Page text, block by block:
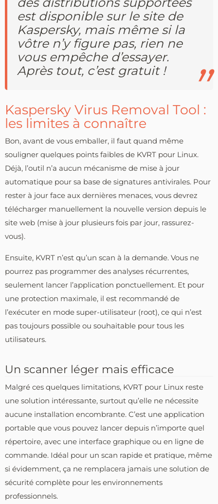
est disponible sur le site de
Kaspersky, mais même si la
vôtre n’y figure pas, rien ne
vous empêche d’essayer.
Après tout, c’est gratuit !
Kaspersky Virus Removal Tool :
les limites à connaître
Bon, avant de vous emballer, il faut quand même
souligner quelques points faibles de KVRT pour Linux.
Déjà, l’outil n’a aucun mécanisme de mise à jour
automatique pour sa base de signatures antivirales. Pour
rester à jour face aux dernières menaces, vous devrez
télécharger manuellement la nouvelle version depuis le
site web (mise à jour plusieurs fois par jour, rassurez-
vous).
Ensuite, KVRT n’est qu’un scan à la demande. Vous ne
pourrez pas programmer des analyses récurrentes,
seulement lancer l’application ponctuellement. Et pour
une protection maximale, il est recommandé de
l’exécuter en mode super-utilisateur (root), ce qui n’est
pas toujours possible ou souhaitable pour tous les
utilisateurs.
Un scanner léger mais efficace
Malgré ces quelques limitations, KVRT pour Linux reste
une solution intéressante, surtout qu’elle ne nécessite
aucune installation encombrante. C’est une application
portable que vous pouvez lancer depuis n’importe quel
répertoire, avec une interface graphique ou en ligne de
commande. Idéal pour un scan rapide et pratique, même
si évidemment, ça ne remplacera jamais une solution de
sécurité complète pour les environnements
professionnels.